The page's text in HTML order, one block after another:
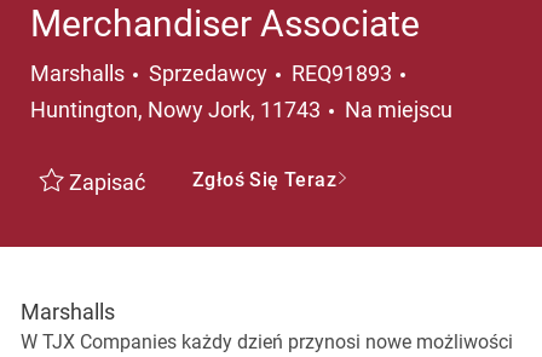
Merchandiser Associate
Marshalls Kategoria
Sprzedawcy REQ91893
Huntington, Nowy Jork, 11743
Na miejscu
Zapisać Zgłoś Się Teraz
Marshalls
W TJX Companies każdy dzień przynosi nowe możliwości